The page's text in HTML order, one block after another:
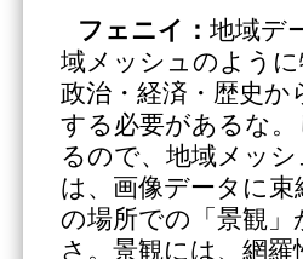
フェニイ： 地域デ
域メッシュのよう
政治・経済・歴史
する必要があるな
るので、地域メッ
は、画像データに
の場所での「景観
さ。景観には、網